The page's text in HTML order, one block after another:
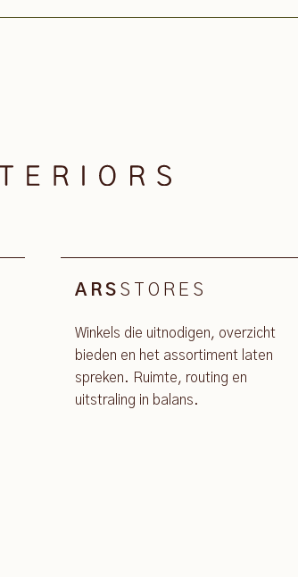
ARS STORES
Winkels die uitnodigen, overzicht
bieden en het assortiment laten
spreken. Ruimte, routing en
uitstraling in balans.